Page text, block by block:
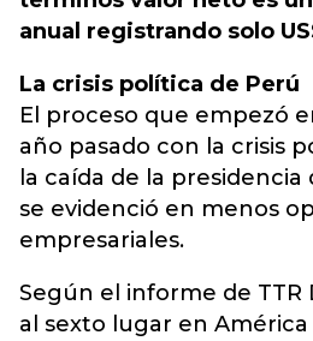
anual registrando solo
La crisis política de Perú
El proceso que empezó
año pasado con la crisis
la caída de la presidencia
se evidenció en menos
empresariales.
Según el informe de TTR
al sexto lugar en